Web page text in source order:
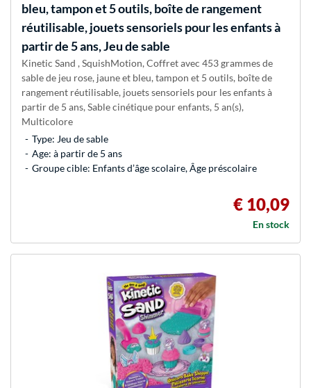
bleu, tampon et 5 outils, boîte de rangement
réutilisable, jouets sensoriels pour les enfants à
partir de 5 ans, Jeu de sable
Kinetic Sand , SquishMotion, Coffret avec 453 grammes de
sable de jeu rose, jaune et bleu, tampon et 5 outils, boîte de
rangement réutilisable, jouets sensoriels pour les enfants à
partir de 5 ans, Sable cinétique pour enfants, 5 an(s),
Multicolore
Type: Jeu de sable
Age: à partir de 5 ans
Groupe cible: Enfants d’âge scolaire, Âge préscolaire
€ 10,09
En stock